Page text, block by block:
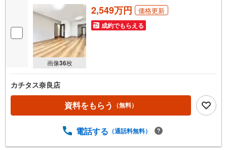
画像36枚
2,549万円 価格更新
成約でもらえる
カチタス奈良店
資料をもらう （無料）
電話する （通話料無料）